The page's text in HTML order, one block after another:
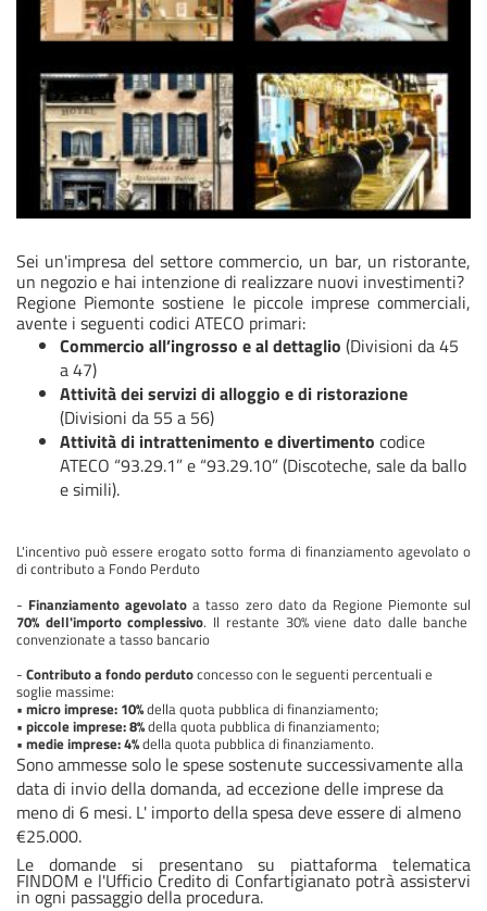
Sei un'impresa del settore commercio, un bar, un ristorante,
un negozio e hai intenzione di realizzare nuovi investimenti?
Regione Piemonte sostiene le piccole imprese commerciali,
avente i seguenti codici ATECO primari:
Commercio all’ingrosso e al dettaglio (Divisioni da 45
a 47)
Attività dei servizi di alloggio e di ristorazione
(Divisioni da 55 a 56)
Attività di intrattenimento e divertimento codice
ATECO “93.29.1” e “93.29.10” (Discoteche, sale da ballo
e simili).​
L'incentivo può essere erogato sotto forma di finanziamento agevolato o
di contributo a Fondo Perduto
- Finanziamento agevolatoa tasso zero dato da Regione Piemonte sul
70% dell'importo complessivo. Il restante 30% viene dato dalle banche
convenzionate a tasso bancario
- Contributo a fondo perdutoconcesso con le seguenti percentuali e
soglie massime:
• micro imprese: 10%della quota pubblica di finanziamento;
• piccole imprese: 8%della quota pubblica di finanziamento;
• medie imprese: 4%della quota pubblica di finanziamento.
Sono ammesse solo le spese sostenute successivamente alla
data di invio della domanda, ad eccezione delle imprese da
meno di 6 mesi. L' importo della spesa deve essere di almeno
€25.000.
Le domande si presentano su piattaforma telematica
FINDOM e l'Ufficio Credito di Confartigianato potrà assistervi
in ogni passaggio della procedura.